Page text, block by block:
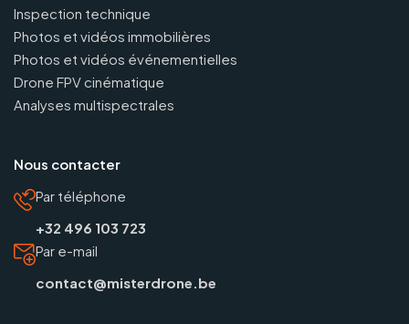
Inspection technique
Photos et vidéos immobilières
Photos et vidéos événementielles
Drone FPV cinématique
Analyses multispectrales
Nous contacter
Par téléphone
+32 496 103 723
Par e-mail
contact@misterdrone.be